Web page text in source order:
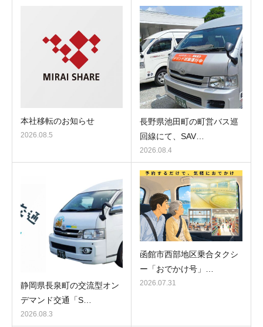
本社移転のお知らせ
2026.08.5
長野県池田町の町営バス巡
回線にて、SAV…
2026.08.4
静岡県長泉町の交流型オン
デマンド交通「S…
2026.08.3
函館市西部地区乗合タクシ
ー「おでかけ号」…
2026.07.31